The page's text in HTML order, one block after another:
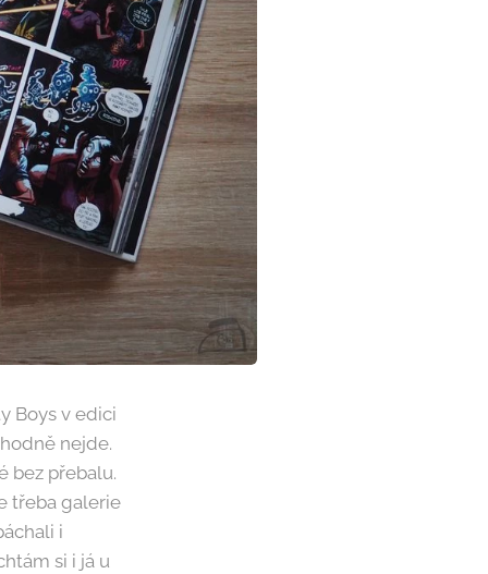
Boys v edici
nejde.
bez přebalu.
třeba galerie
i
si i já u